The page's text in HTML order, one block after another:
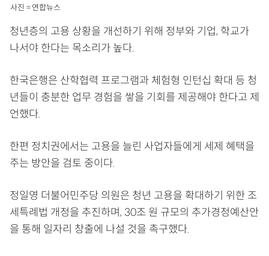
사진 = 연합뉴스
청년층의 고용 상황을 개선하기 위해 정부와 기업, 학교가
나서야 한다는 목소리가 높다.
한국은행은 산학협력 프로그램과 체험형 인턴십 확대 등 청
년들이 충분한 업무 경험을 쌓을 기회를 제공해야 한다고 제
언했다.
한편 정치권에서는 고용을 늘린 사업자들에게 세제 혜택을
주는 방안을 검토 중이다.
정일영 더불어민주당 의원은 청년 고용을 확대하기 위한 조
세특례법 개정을 추진하며, 30조 원 규모의 추가경정예산안
을 통해 일자리 창출에 나설 것을 촉구했다.